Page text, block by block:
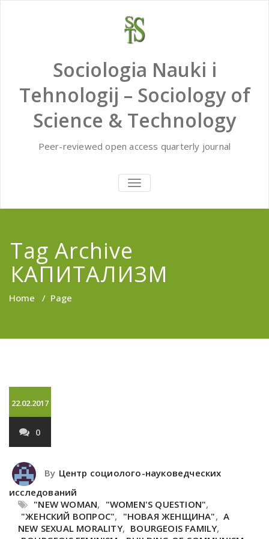
Sociologia Nauki i
Tehnologij – Sociology of
Science & Technology
Peer-reviewed open access quarterly journal
TOGGLE
NAVIGATION
Tag Archive
КАПИТАЛИЗМ
Home / Page
22.02.2017
0
By Центр социолого-науковедческих
исследований
"NEW WOMAN, "WOMEN'S QUESTION",
"ЖЕНСКИЙ ВОПРОС", "НОВАЯ ЖЕНЩИНА", A
NEW SEXUAL MORALITY, BOURGEOIS FAMILY,